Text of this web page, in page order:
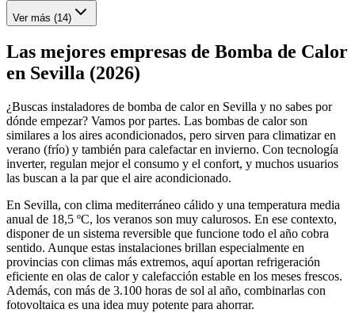
Ver más (14)
Las mejores empresas de Bomba de Calor
en Sevilla (2026)
¿Buscas instaladores de bomba de calor en Sevilla y no sabes por
dónde empezar? Vamos por partes. Las bombas de calor son
similares a los aires acondicionados, pero sirven para climatizar en
verano (frío) y también para calefactar en invierno. Con tecnología
inverter, regulan mejor el consumo y el confort, y muchos usuarios
las buscan a la par que el aire acondicionado.
En Sevilla, con clima mediterráneo cálido y una temperatura media
anual de 18,5 ºC, los veranos son muy calurosos. En ese contexto,
disponer de un sistema reversible que funcione todo el año cobra
sentido. Aunque estas instalaciones brillan especialmente en
provincias con climas más extremos, aquí aportan refrigeración
eficiente en olas de calor y calefacción estable en los meses frescos.
Además, con más de 3.100 horas de sol al año, combinarlas con
fotovoltaica es una idea muy potente para ahorrar.